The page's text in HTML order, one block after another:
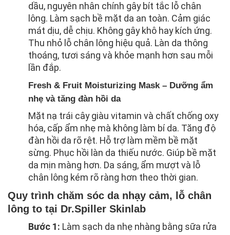
dầu, nguyên nhân chính gây bít tắc lỗ chân
lông. Làm sạch bề mặt da an toàn. Cảm giác
mát dịu, dễ chịu. Không gây khô hay kích ứng.
Thu nhỏ lỗ chân lông hiệu quả. Làn da thông
thoáng, tươi sáng và khỏe mạnh hơn sau mỗi
lần đắp.
Fresh & Fruit Moisturizing Mask – Dưỡng ẩm
nhẹ và tăng đàn hồi da
Mặt nạ trái cây giàu vitamin và chất chống oxy
hóa, cấp ẩm nhẹ mà không làm bí da. Tăng độ
đàn hồi da rõ rệt. Hỗ trợ làm mềm bề mặt
sừng. Phục hồi làn da thiếu nước. Giúp bề mặt
da mịn màng hơn. Da sáng, ẩm mượt và lỗ
chân lông kém rõ ràng hơn theo thời gian.
Quy trình chăm sóc da nhạy cảm, lỗ chân
lông to tại Dr.Spiller Skinlab
Bước 1: Làm sạch da nhẹ nhàng bằng sữa rửa